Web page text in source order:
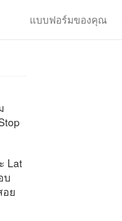
แบบฟอร์มของคุณ
Lat
บ
ย